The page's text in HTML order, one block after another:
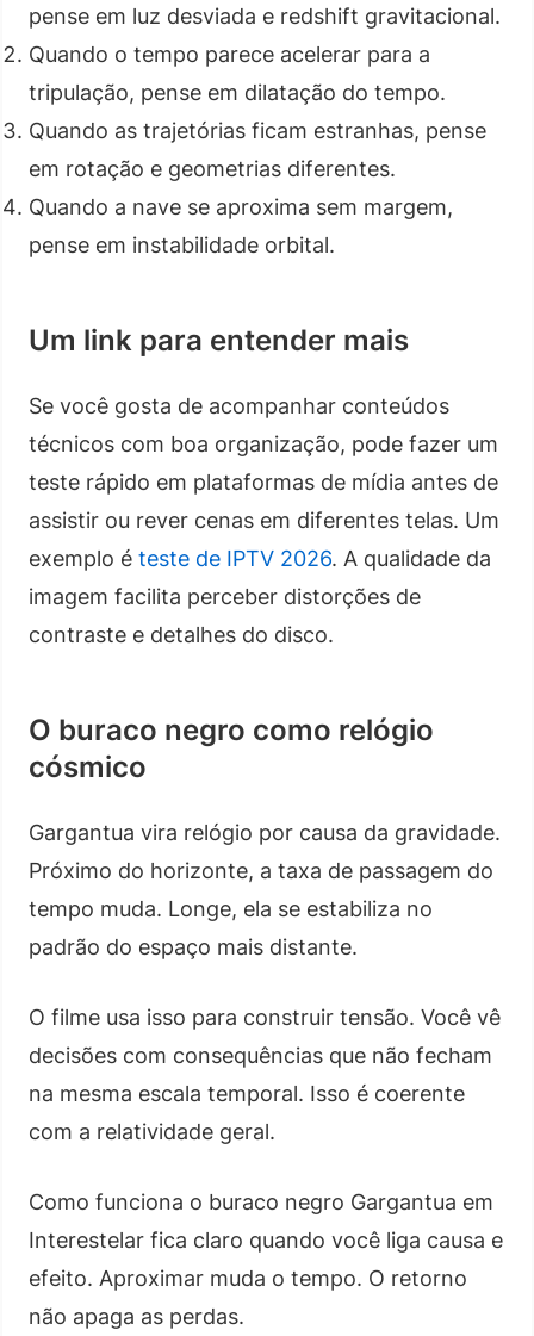
pense em luz desviada e redshift gravitacional.
Quando o tempo parece acelerar para a
tripulação, pense em dilatação do tempo.
Quando as trajetórias ficam estranhas, pense
em rotação e geometrias diferentes.
Quando a nave se aproxima sem margem,
pense em instabilidade orbital.
Um link para entender mais
Se você gosta de acompanhar conteúdos
técnicos com boa organização, pode fazer um
teste rápido em plataformas de mídia antes de
assistir ou rever cenas em diferentes telas. Um
exemplo é teste de IPTV 2026. A qualidade da
imagem facilita perceber distorções de
contraste e detalhes do disco.
O buraco negro como relógio
cósmico
Gargantua vira relógio por causa da gravidade.
Próximo do horizonte, a taxa de passagem do
tempo muda. Longe, ela se estabiliza no
padrão do espaço mais distante.
O filme usa isso para construir tensão. Você vê
decisões com consequências que não fecham
na mesma escala temporal. Isso é coerente
com a relatividade geral.
Como funciona o buraco negro Gargantua em
Interestelar fica claro quando você liga causa e
efeito. Aproximar muda o tempo. O retorno
não apaga as perdas.